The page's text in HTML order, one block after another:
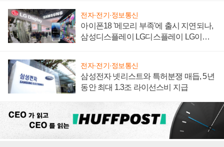
전자·전기·정보통신
아이폰18 '메모리 부족'에 출시 지연되나,
삼성디스플레이 LG디스플레이 LG이노
전자·전기·정보통신
삼성전자 넷리스트와 특허분쟁 매듭, 5년
동안 최대 1.3조 라이선스비 지급